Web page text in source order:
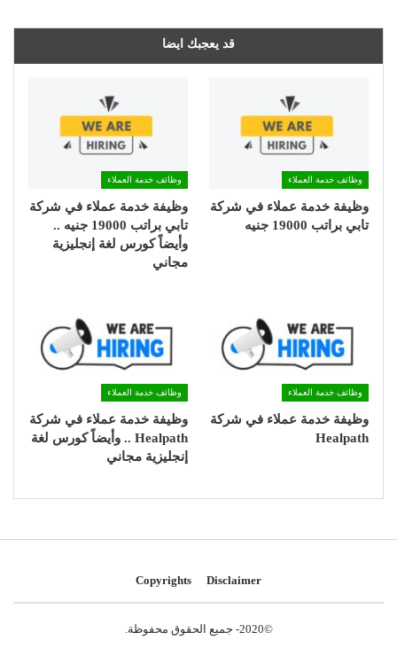
قد يعجبك ايضا
وظائف خدمة العملاء
وظيفة خدمة عملاء في شركة
تابي براتب 19000 جنيه
وظائف خدمة العملاء
وظيفة خدمة عملاء في شركة
تابي براتب 19000 جنيه ..
وأيضاً كورس لغة إنجليزية
مجاني
وظائف خدمة العملاء
وظيفة خدمة عملاء في شركة
Healpath
وظائف خدمة العملاء
وظيفة خدمة عملاء في شركة
Healpath .. وأيضاً كورس لغة
إنجليزية مجاني
Disclaimer
Copyrights
©2020- جميع الحقوق محفوظة.